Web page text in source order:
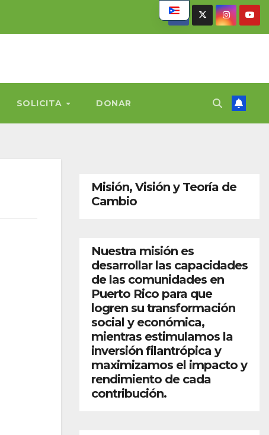
SOLICITA DONAR
Misión, Visión y Teoría de
Cambio
Nuestra misión es
desarrollar las capacidades
de las comunidades en
Puerto Rico para que
logren su transformación
social y económica,
mientras estimulamos la
inversión filantrópica y
maximizamos el impacto y
rendimiento de cada
contribución.